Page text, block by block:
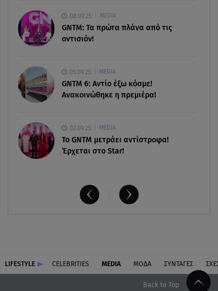
Χανιά: Φίδι δάγκωσε 13χρονο σε παραλία
07.08.26 , 22:05
08.09.25 MEDIA
GNTM: Τα πρώτα πλάνα από τις
οντισιόν!
05.09.25 MEDIA
GNTM 6: Αντίο έξω κόσμε!
Ανακοινώθηκε η πρεμιέρα!
02.09.25 MEDIA
Το GNTM μετράει αντίστροφα!
Έρχεται στο Star!
LIFESTYLE CELEBRITIES MEDIA ΜΟΔΑ ΣΥΝΤΑΓΕΣ
Back to Top